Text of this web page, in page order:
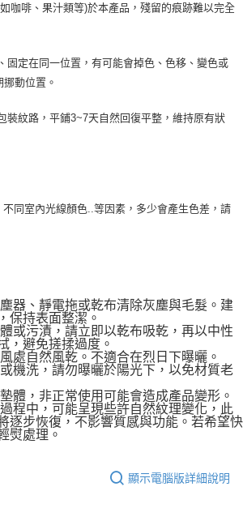
咖啡、果汁類等)於本產品，殘留的痕跡難以完全
固定在同一位置，有可能會掉色、色移、變色或
動位置。
裝紋路，平鋪3~7天自然回復平整，維持原有狀
同室內光線顏色..等因素，多少會產生色差，請
器、靜電拖或乾布清除灰塵與毛髮。建
保持表面整潔。
或污漬，請立即以乾布吸乾，再以中性
，避免搓揉過度。
處自然風乾。不適合在烈日下曝曬。
機洗，請勿曝曬於陽光下，以免材質老
體，非正常使用可能會造成產品變形。
程中，可能呈現些許自然紋理變化，此
逐步恢復，不影響質感與功能。若希望快
熨處理。
顯示電腦版詳細說明